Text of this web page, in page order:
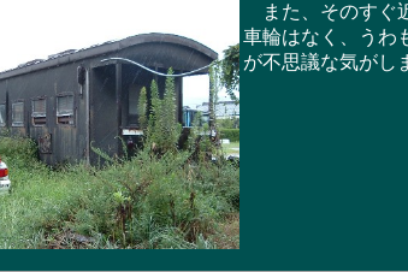
また、そのすぐ
車輪はなく、うわ
が不思議な気がし